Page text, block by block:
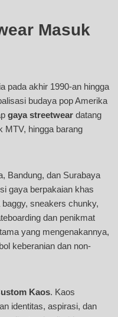
Masuk
pada akhir 1990-an hingga
budaya pop Amerika
gaya streetwear datang
MTV, hingga barang
Bandung, dan Surabaya
gaya berpakaian khas
baggy, sneakers chunky,
dan penikmat
yang mengenakannya,
keberanian dan non-
Kaos. Kaos
identitas, aspirasi, dan